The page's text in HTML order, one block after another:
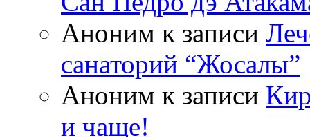
Аноним к записи
санаторий “Жосалы”
Аноним к записи
и чаще!